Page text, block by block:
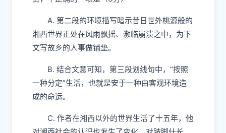
A. 第二段的环境描写暗示昔日世外桃源般的
湘西世界正处在风雨飘摇、濒临崩溃之中，为下
文写故乡的人事做铺垫。
B. 结合文意可知，第三段划线句中，“按照
一种分定”生活，也就是安于一种由客观环境造
成的命运。
C. 作者在湘西以外的世界生活了十五年，他